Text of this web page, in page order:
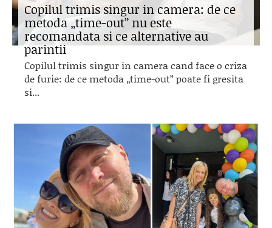
Copilul trimis singur in camera: de ce
metoda „time-out” nu este
recomandata si ce alternative au
parintii
Copilul trimis singur in camera cand face o criza
de furie: de ce metoda „time-out” poate fi gresita
si...